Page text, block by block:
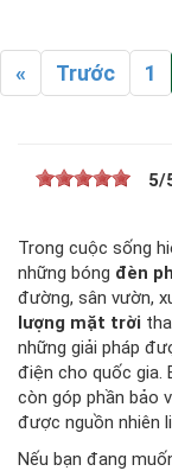
« Trước 1
5/
Trong cuộc sống
những bóng đèn
đường, sân vườn,
lượng mặt trời
những giải pháp
điện cho quốc gia.
còn góp phần bảo
được nguồn nhiên
Nếu bạn đang